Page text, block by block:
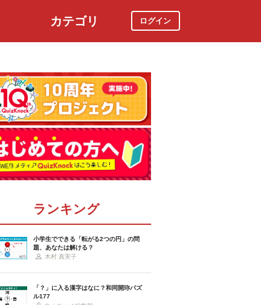
カテゴリ ログイン
ランキング
小学生でできる「転がる2つの円」の問
題、あなたは解ける？
木村 真実子
「？」に入る漢字はなに？和同開珎パズ
ル177